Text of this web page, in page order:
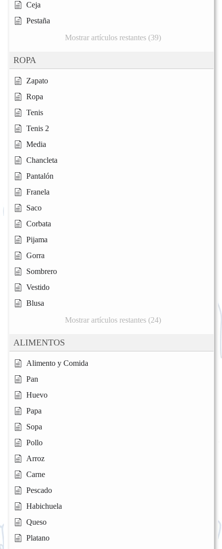
Ceja
Pestaña
Mostrar artículos restantes (39)
ROPA
Zapato
Ropa
Tenis
Tenis 2
Media
Chancleta
Pantalón
Franela
Saco
Corbata
Pijama
Gorra
Sombrero
Vestido
Blusa
Mostrar artículos restantes (24)
ALIMENTOS
Alimento y Comida
Pan
Huevo
Papa
Sopa
Pollo
Arroz
Carne
Pescado
Habichuela
Queso
Platano